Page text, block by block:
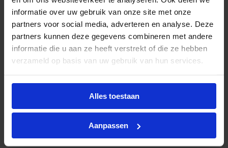
informatie over uw gebruik van onze site met onze
partners voor social media, adverteren en analyse. Deze
partners kunnen deze gegevens combineren met andere
informatie die u aan ze heeft verstrekt of die ze hebben
verzameld op basis van uw gebruik van hun services.
Alles toestaan
Aanpassen
Philips Master CosmoWhite CPO-TW Xtra 90W 728
PGZ12
+
€ 125,50 excl. btw